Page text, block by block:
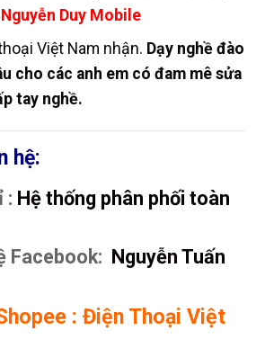
Nguyễn Duy Mobile
Việt Nam nhận. Dạy nghề đào
cho các anh em có đam mê sửa
tay nghề.
hệ:
: Hệ thống phân phối toàn
Facebook: Nguyễn Tuấn
:Điện Thoại Việt